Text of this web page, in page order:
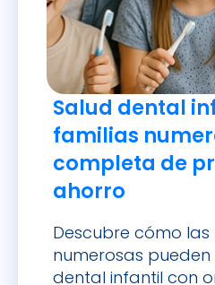
Salud dental
familias
completa de
ahorro
Descubre cómo
numerosas pueden
dental infantil con
prevención y
Consejos
sonrisas sanas en
Dra. Lucía